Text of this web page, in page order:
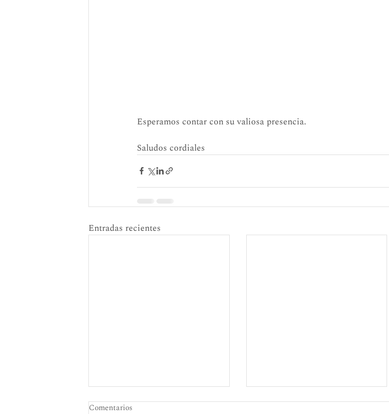
Esperamos contar con su valiosa presencia.
Saludos cordiales
Entradas recientes
Comentarios